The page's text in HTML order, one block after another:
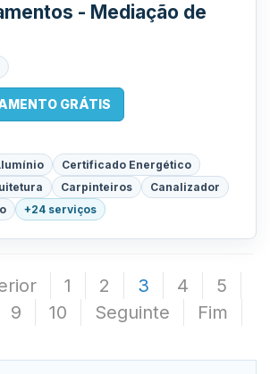
- Mediação de
GRÁTIS
Certificado Energético
Carpinteiros
Canalizador
+24 serviços
1 2 3 4
5
9 10 Seguinte Fim